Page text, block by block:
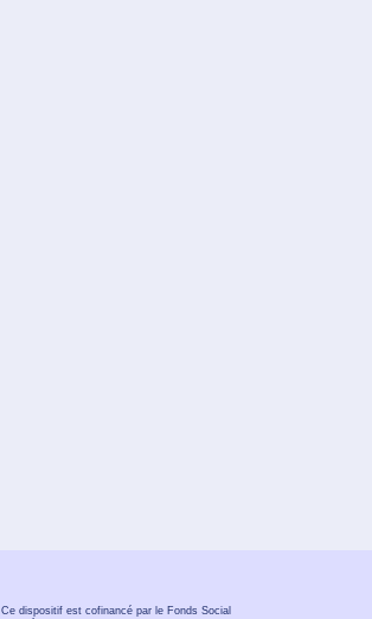
Ce dispositif est cofinancé par le Fonds Social